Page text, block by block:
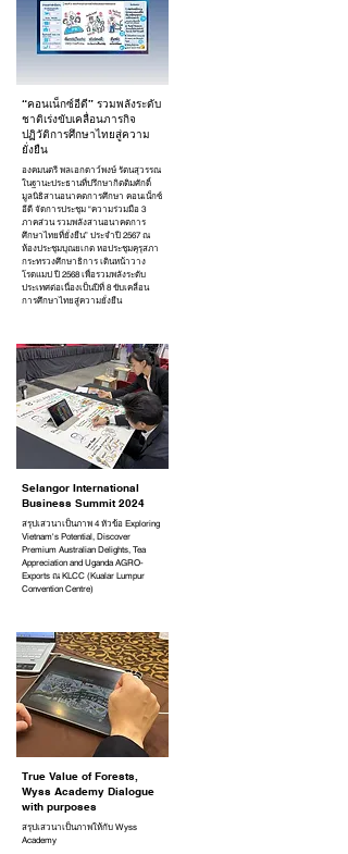
“คอนเน็กซ์อีดี” รวมพลังระดับ
ชาติเร่งขับเคลื่อนภารกิจ
ปฏิวัติการศึกษาไทยสู่ความ
ยั่งยืน
องคมนตรี พลเอกดาว์พงษ์ รัตนสุวรรณ
ในฐานะประธานที่ปรึกษากิตติมศักดิ์
มูลนิธิสานอนาคตการศึกษา คอนเน็กซ์
อีดี จัดการประชุม “ความร่วมมือ 3
ภาคส่วน รวมพลังสานอนาคตการ
ศึกษาไทยที่ยั่งยืน” ประจำปี 2567 ณ
ห้องประชุมบุณยเกต หอประชุมคุรุสภา
กระทรวงศึกษาธิการ เดินหน้าวาง
โรดแมป ปี 2568 เพื่อรวมพลังระดับ
ประเทศต่อเนื่องเป็นปีที่ 8 ขับเคลื่อน
การศึกษาไทยสู่ความยั่งยืน
Selangor International
Business Summit 2024
สรุปเสวนาเป็นภาพ 4 หัวข้อ Exploring
Vietnam's Potential, Discover
Premium Australian Delights, Tea
Appreciation and Uganda AGRO-
Exports ณ KLCC (Kualar Lumpur
Convention Centre)
True Value of Forests,
Wyss Academy Dialogue
with purposes
สรุปเสวนาเป็นภาพให้กับ Wyss
Academy